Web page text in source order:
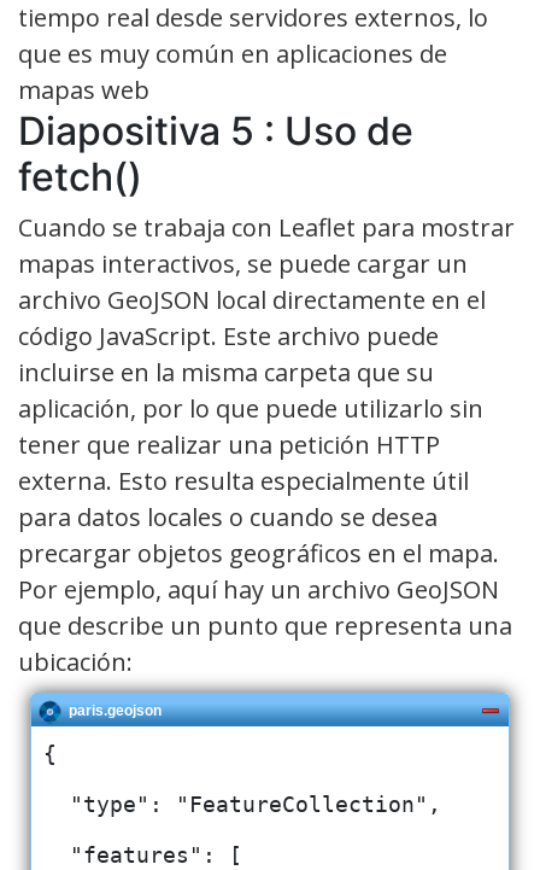
tiempo real desde servidores externos, lo
que es muy común en aplicaciones de
mapas web
Diapositiva 5 : Uso de
fetch()
Cuando se trabaja con Leaflet para mostrar
mapas interactivos, se puede cargar un
archivo GeoJSON local directamente en el
código JavaScript. Este archivo puede
incluirse en la misma carpeta que su
aplicación, por lo que puede utilizarlo sin
tener que realizar una petición HTTP
externa. Esto resulta especialmente útil
para datos locales o cuando se desea
precargar objetos geográficos en el mapa.
Por ejemplo, aquí hay un archivo GeoJSON
que describe un punto que representa una
ubicación:
paris.geojson
{
"type": "FeatureCollection",
"features": [